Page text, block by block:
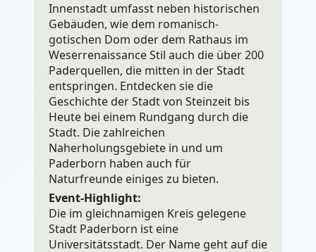
Innenstadt umfasst neben historischen
Gebäuden, wie dem romanisch-
gotischen Dom oder dem Rathaus im
Weserrenaissance Stil auch die über 200
Paderquellen, die mitten in der Stadt
entspringen. Entdecken sie die
Geschichte der Stadt von Steinzeit bis
Heute bei einem Rundgang durch die
Stadt. Die zahlreichen
Naherholungsgebiete in und um
Paderborn haben auch für
Naturfreunde einiges zu bieten.
Event-Highlight:
Die im gleichnamigen Kreis gelegene
Stadt Paderborn ist eine
Universitätsstadt. Der Name geht auf die